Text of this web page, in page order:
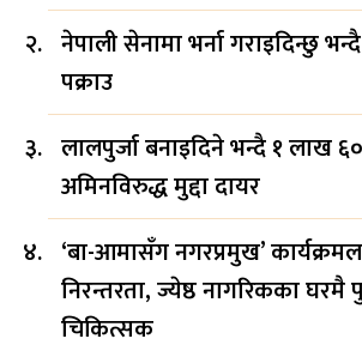
नेपाली सेनामा भर्ना गराइदिन्छु
पक्राउ
लालपुर्जा बनाइदिने भन्दै १ लाख
अमिनविरुद्ध मुद्दा दायर
‘बा-आमासँग नगरप्रमुख’
निरन्तरता, ज्येष्ठ नागरिकका घरमै
चिकित्सक